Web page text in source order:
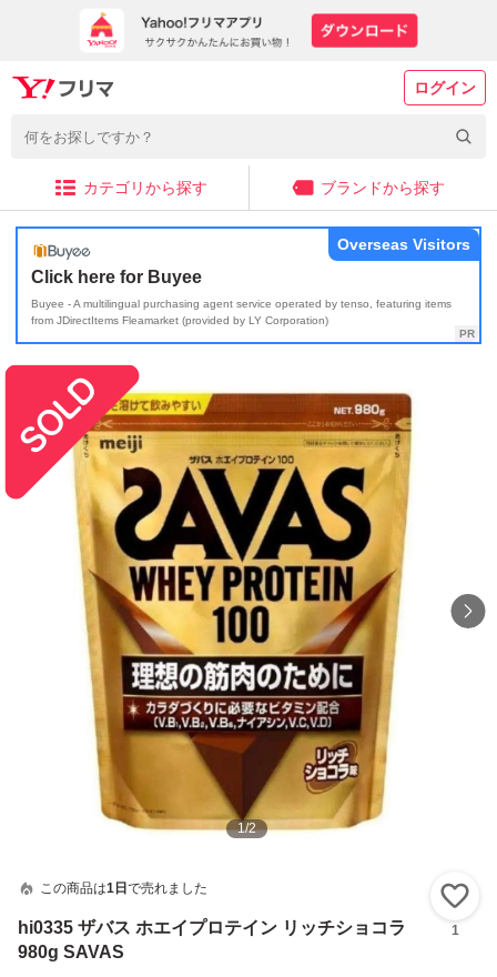
ログイン
カテゴリから探す ブランドから探す
Click here for Buyee
Buyee - A multilingual purchasing agent service operated by tenso, featuring items
from JDirectItems Fleamarket (provided by LY Corporation)
Overseas Visitors
1/2
この商品は1日 で売れました
hi0335 ザバス ホエイプロテイン リッチショコラ
980g SAVAS
1